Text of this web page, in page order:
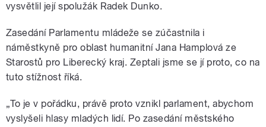
vysvětlil její spolužák Radek Dunko.
Zasedání Parlamentu mládeže se zúčastnila i
náměstkyně pro oblast humanitní Jana Hamplová ze
Starostů pro Liberecký kraj. Zeptali jsme se jí proto, co na
tuto stížnost říká.
„To je v pořádku, právě proto vznikl parlament, abychom
vyslyšeli hlasy mladých lidí. Po zasedání městského